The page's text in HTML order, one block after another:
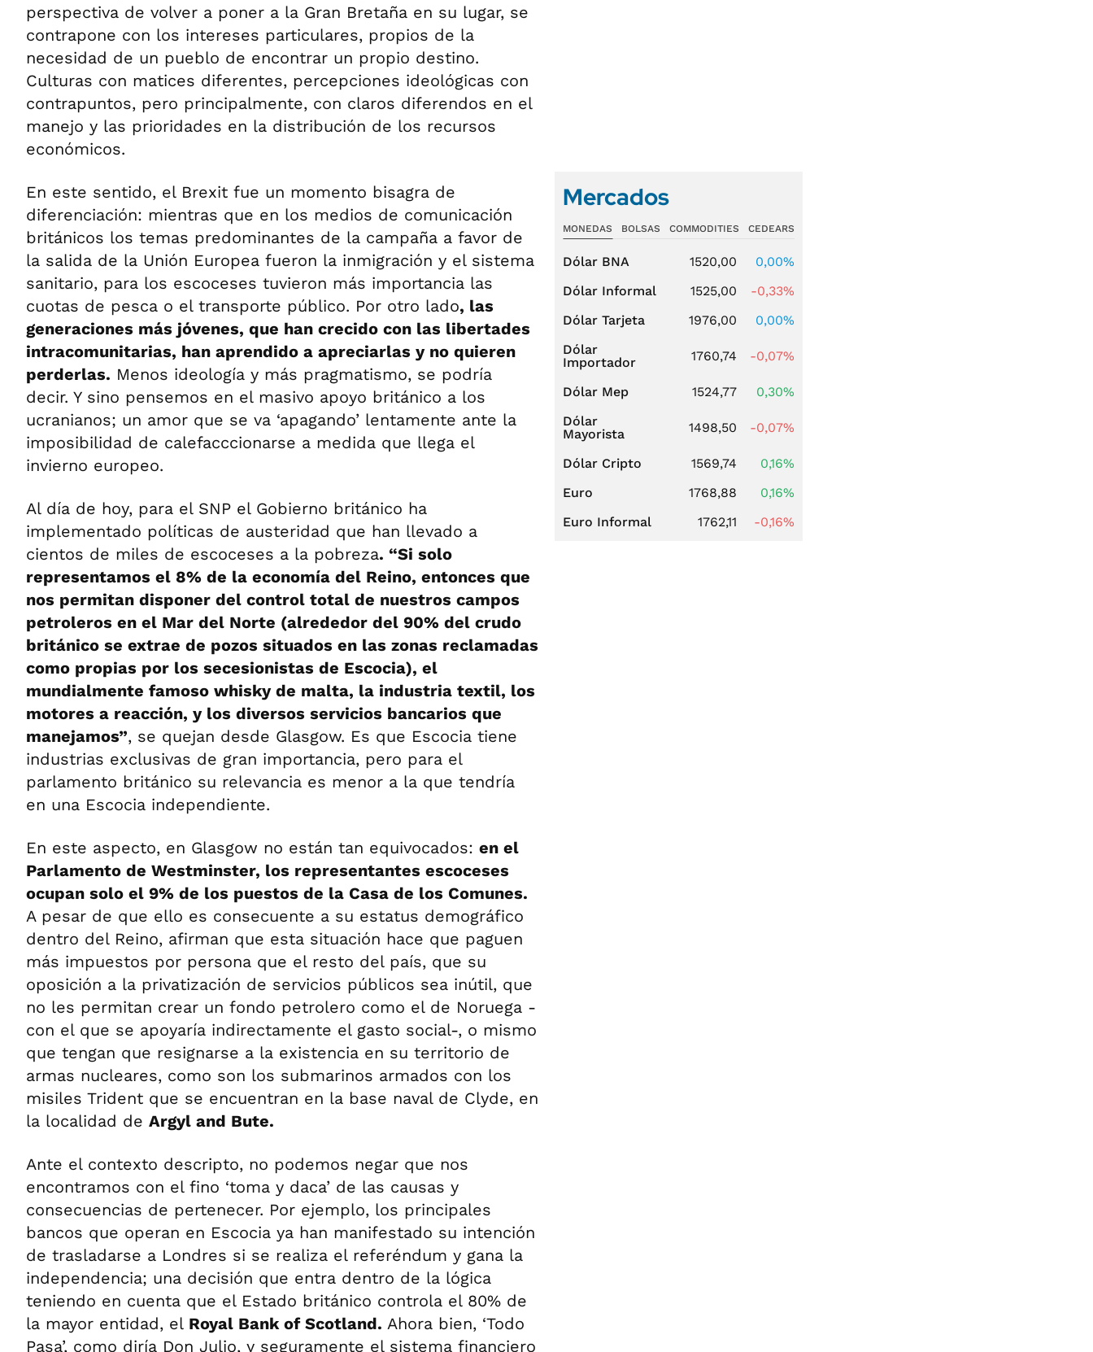
perspectiva de volver a poner a la Gran Bretaña en su lugar, se
contrapone con los intereses particulares, propios de la
necesidad de un pueblo de encontrar un propio destino.
Culturas con matices diferentes, percepciones ideológicas con
contrapuntos, pero principalmente, con claros diferendos en el
manejo y las prioridades en la distribución de los recursos
económicos.
En este sentido, el Brexit fue un momento bisagra de
diferenciación: mientras que en los medios de comunicación
británicos los temas predominantes de la campaña a favor de
la salida de la Unión Europea fueron la inmigración y el sistema
sanitario, para los escoceses tuvieron más importancia las
cuotas de pesca o el transporte público. Por otro lado, las
generaciones más jóvenes, que han crecido con las libertades
intracomunitarias, han aprendido a apreciarlas y no quieren
perderlas. Menos ideología y más pragmatismo, se podría
decir. Y sino pensemos en el masivo apoyo británico a los
ucranianos; un amor que se va ‘apagando’ lentamente ante la
imposibilidad de calefacccionarse a medida que llega el
invierno europeo.
Al día de hoy, para el SNP el Gobierno británico ha
implementado políticas de austeridad que han llevado a
cientos de miles de escoceses a la pobreza. “Si solo
representamos el 8% de la economía del Reino, entonces que
nos permitan disponer del control total de nuestros campos
petroleros en el Mar del Norte (alrededor del 90% del crudo
británico se extrae de pozos situados en las zonas reclamadas
como propias por los secesionistas de Escocia), el
mundialmente famoso whisky de malta, la industria textil, los
motores a reacción, y los diversos servicios bancarios que
manejamos”, se quejan desde Glasgow. Es que Escocia tiene
industrias exclusivas de gran importancia, pero para el
parlamento británico su relevancia es menor a la que tendría
en una Escocia independiente.
En este aspecto, en Glasgow no están tan equivocados: en el
Parlamento de Westminster, los representantes escoceses
ocupan solo el 9% de los puestos de la Casa de los Comunes.
A pesar de que ello es consecuente a su estatus demográfico
dentro del Reino, afirman que esta situación hace que paguen
más impuestos por persona que el resto del país, que su
oposición a la privatización de servicios públicos sea inútil, que
no les permitan crear un fondo petrolero como el de Noruega -
con el que se apoyaría indirectamente el gasto social-, o mismo
que tengan que resignarse a la existencia en su territorio de
armas nucleares, como son los submarinos armados con los
misiles Trident que se encuentran en la base naval de Clyde, en
la localidad de Argyl and Bute.
Ante el contexto descripto, no podemos negar que nos
encontramos con el fino ‘toma y daca’ de las causas y
consecuencias de pertenecer. Por ejemplo, los principales
bancos que operan en Escocia ya han manifestado su intención
de trasladarse a Londres si se realiza el referéndum y gana la
independencia; una decisión que entra dentro de la lógica
teniendo en cuenta que el Estado británico controla el 80% de
la mayor entidad, el Royal Bank of Scotland. Ahora bien, ‘Todo
Pasa’, como diría Don Julio, y seguramente el sistema financiero
Mercados
MONEDAS BOLSAS COMMODITIES CEDEARS
Dólar BNA 1520,00
0,00%
Dólar Informal
1525,00
-0,33%
Dólar Tarjeta
1976,00
0,00%
Dólar
Importador
1760,74 -0,07%
Dólar Mep 1524,77
0,30%
Dólar
Mayorista
1498,50 -0,07%
Dólar Cripto 1569,74
0,16%
Euro
1768,88
0,16%
Euro Informal
1762,11 -0,16%